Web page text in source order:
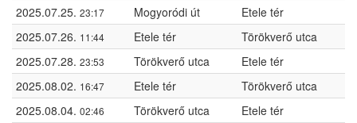
2025.07.25. 23:17 Mogyoródi út
Etele tér
2025.07.26. 11:44 Etele tér
Törökverő utca
2025.07.28. 23:53 Törökverő utca
Etele tér
2025.08.02. 16:47 Etele tér
Törökverő utca
2025.08.04. 02:46 Törökverő utca
Etele tér